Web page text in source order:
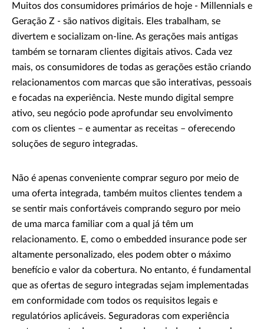
Muitos dos consumidores primários de hoje - Millennials e
Geração Z - são nativos digitais. Eles trabalham, se
divertem e socializam on-line. As gerações mais antigas
também se tornaram clientes digitais ativos. Cada vez
mais, os consumidores de todas as gerações estão criando
relacionamentos com marcas que são interativas, pessoais
e focadas na experiência. Neste mundo digital sempre
ativo, seu negócio pode aprofundar seu envolvimento
com os clientes – e aumentar as receitas – oferecendo
soluções de seguro integradas.
Não é apenas conveniente comprar seguro por meio de
uma oferta integrada, também muitos clientes tendem a
se sentir mais confortáveis comprando seguro por meio
de uma marca familiar com a qual já têm um
relacionamento. E, como o embedded insurance pode ser
altamente personalizado, eles podem obter o máximo
benefício e valor da cobertura. No entanto, é fundamental
que as ofertas de seguro integradas sejam implementadas
em conformidade com todos os requisitos legais e
regulatórios aplicáveis. Seguradoras com experiência